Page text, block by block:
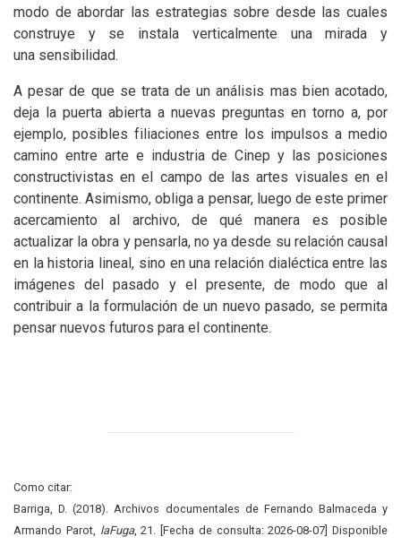
modo de abordar las estrategias sobre desde las cuales
construye y se instala verticalmente una mirada y
una sensibilidad.
A pesar de que se trata de un análisis mas bien acotado,
deja la puerta abierta a nuevas preguntas en torno a, por
ejemplo, posibles filiaciones entre los impulsos a medio
camino entre arte e industria de Cinep y las posiciones
constructivistas en el campo de las artes visuales en el
continente. Asimismo, obliga a pensar, luego de este primer
acercamiento al archivo, de qué manera es posible
actualizar la obra y pensarla, no ya desde su relación causal
en la historia lineal, sino en una relación dialéctica entre las
imágenes del pasado y el presente, de modo que al
contribuir a la formulación de un nuevo pasado, se permita
pensar nuevos futuros para el continente.
Como citar:
Barriga, D. (2018). Archivos documentales de Fernando Balmaceda y
Armando Parot, laFuga, 21. [Fecha de consulta: 2026-08-07] Disponible